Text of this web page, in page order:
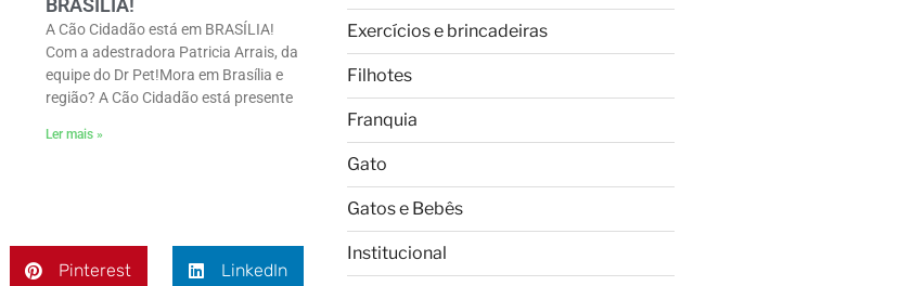
BRASÍLIA!
A Cão Cidadão está em BRASÍLIA!
Com a adestradora Patricia Arrais, da
equipe do Dr Pet!ㅤMora em Brasília e
região? A Cão Cidadão está presente
Ler mais »
Pinterest LinkedIn
Exercícios e brincadeiras
Filhotes
Franquia
Gato
Gatos e Bebês
Institucional